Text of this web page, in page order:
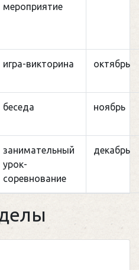
мероприятие
игра-викторина октябрь
беседа ноябрь
занимательный
урок-
соревнование
декабрь